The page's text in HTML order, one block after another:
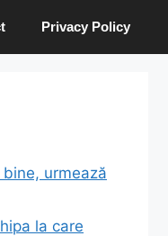
Privacy Policy
bine, urmează
la care